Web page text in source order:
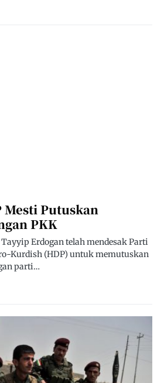
Mesti Putuskan
PKK
Erdogan telah mendesak Parti
Kurdish (HDP) untuk memutuskan
parti…